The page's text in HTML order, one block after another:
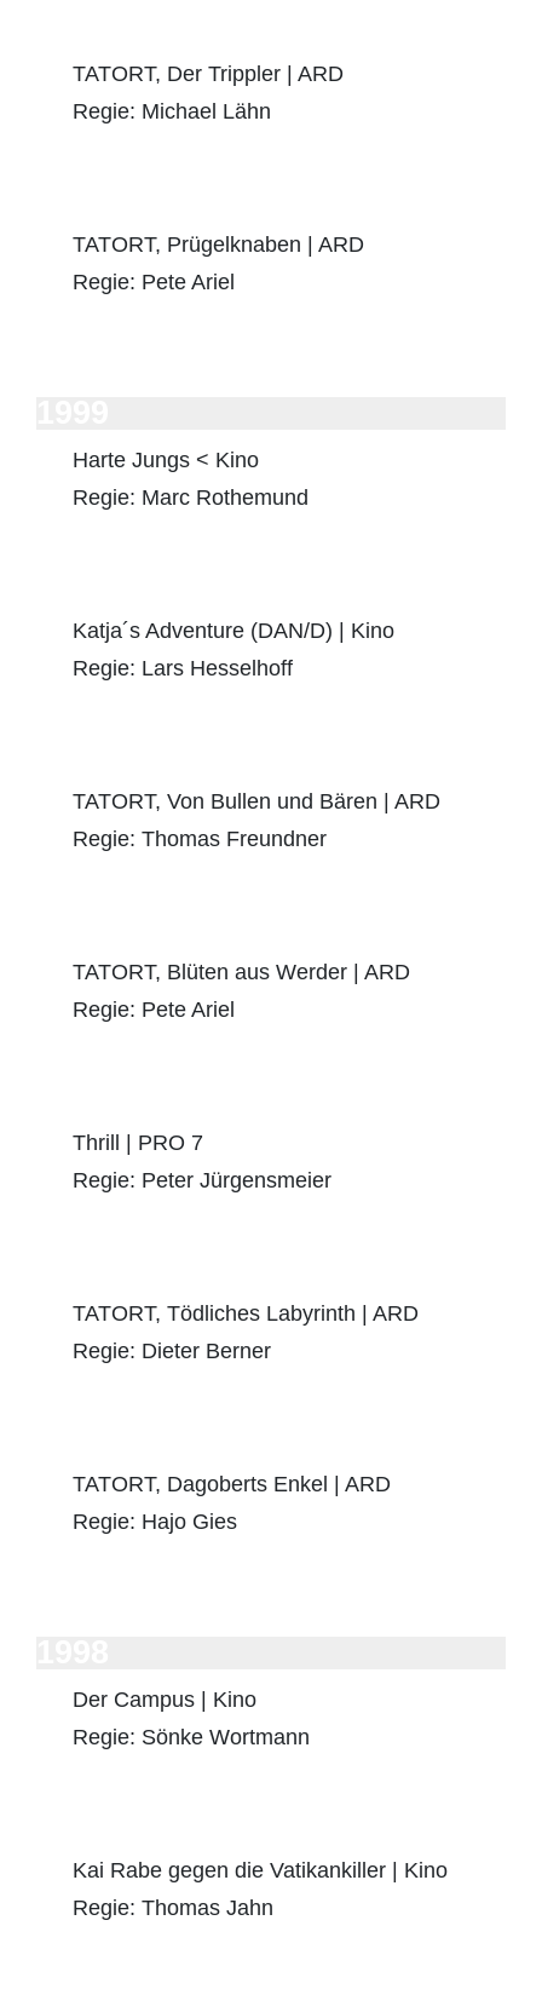
TATORT, Der Trippler | ARD
Regie: Michael Lähn
TATORT, Prügelknaben | ARD
Regie: Pete Ariel
Harte Jungs < Kino
Regie: Marc Rothemund
Katja´s Adventure (DAN/D) | Kino
Regie: Lars Hesselhoff
TATORT, Von Bullen und Bären | ARD
Regie: Thomas Freundner
TATORT, Blüten aus Werder | ARD
Regie: Pete Ariel
Thrill | PRO 7
Regie: Peter Jürgensmeier
TATORT, Tödliches Labyrinth | ARD
Regie: Dieter Berner
TATORT, Dagoberts Enkel | ARD
Regie: Hajo Gies
Der Campus | Kino
Regie: Sönke Wortmann
Kai Rabe gegen die Vatikankiller | Kino
Regie: Thomas Jahn